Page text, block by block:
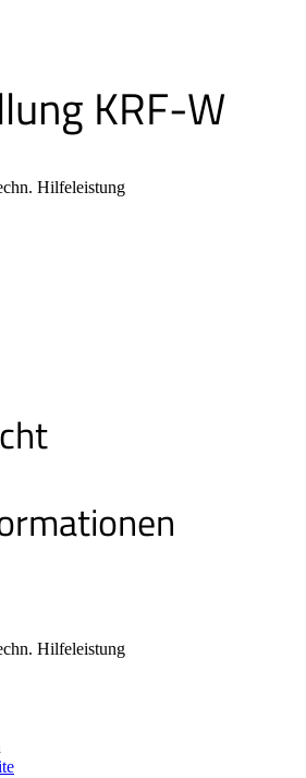
KRF-W
Hilfeleistung
Hilfeleistung